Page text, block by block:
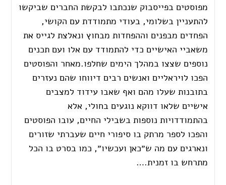
מפוסטים בפייסבוק שנכתבו לבקשת החברים שביקשו
להתעניין בשלומי, בעודי מתמודדת עם הקושי,
הפחדים מבפנים וההפחדות מבחוץ ונאלצת לגייס את
משאביי האישיים כדי להתמודד עם אלו ועם תכנים
נוספים שצצו במהלך הימים שחלפו.מאחר והפוסטים
הפכו לויראליים ואנשים רבים דיווחו שהם נעזרים
בתובנות שעלו מהם ואף שאבו עידוד למצבים
אישיים שלאו דווקא נוגעים בחולי, אלא
בהתמודדויות נוספות בשבילי החיים, עובו הפוסטים
והפכו לספר מרתק בו סיפורי חיים שעברתי שזורים
ונארגים עם מה ש״כאן ועכשיו״, כמו בסרט בו הכל
מתרחש בו זמנית.…